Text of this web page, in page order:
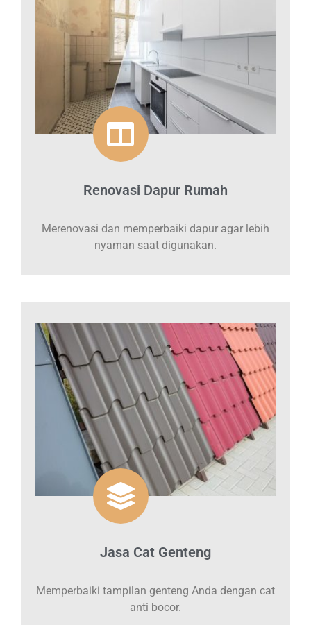
Renovasi Dapur Rumah
Merenovasi dan memperbaiki dapur agar lebih
nyaman saat digunakan.
Jasa Cat Genteng
Memperbaiki tampilan genteng Anda dengan cat
anti bocor.